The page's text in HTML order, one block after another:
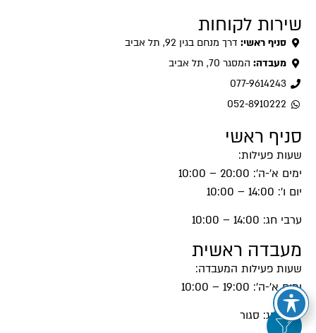
שירות לקוחות
סניף ראשי: דרך מנחם בגין 92, תל אביב
מעבדה: המסגר 70, תל אביב
077-9614243
052-8910222
סניף ראשי
שעות פעילות:
ימים א'-ה': 20:00 – 10:00
יום ו': 14:00 – 10:00
ערבי חג: 14:00 – 10:00
מעבדה ראשית
שעות פעילות המעבדה:
ימים א'-ה': 19:00 – 10:00
ערבי חג: סגור